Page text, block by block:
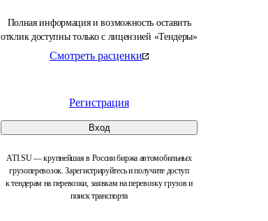
Полная информация и возможность оставить
отклик доступны только с лицензией «Тендеры»
Смотреть расценки
Регистрация
Вход
ATI.SU — крупнейшая в России биржа автомобильных
грузоперевозок. Зарегистрируйтесь и получите доступ
к тендерам на перевозки, заявкам на перевозку грузов и
поиск транспорта